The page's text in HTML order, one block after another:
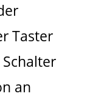
Taster
an